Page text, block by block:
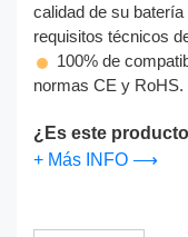
calidad de su
requisitos técnicos
100% de
normas CE y RoHS.
¿Es este
+ Más INFO ⟶